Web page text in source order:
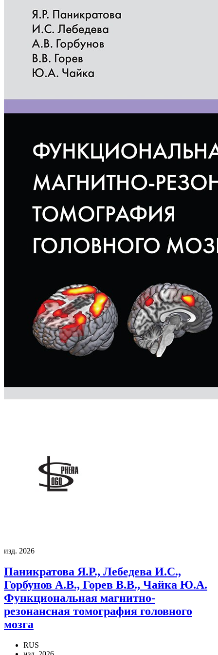
изд. 2026
Паникратова Я.Р., Лебедева И.С.,
Горбунов А.В., Горев В.В., Чайка Ю.А.
Функциональная магнитно-
резонансная томография головного
мозга
RUS